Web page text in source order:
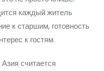
каждый житель
к старшим, готовность
к гостям.
считается